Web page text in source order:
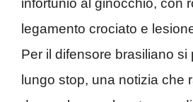
infortunio al ginocchio, con
legamento crociato e
Per il difensore brasiliano si
lungo stop, una notizia che